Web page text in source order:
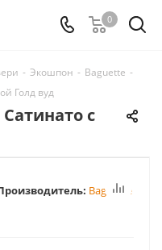
0
- Экошпон - Baguette -
Голд вуд
с
Baguette